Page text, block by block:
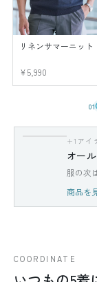
リネンサマーニット
¥5,990
01
+1アイ
オー
服の次
商品を
COORDINATE